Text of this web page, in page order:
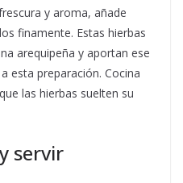
y aroma, añade
finamente. Estas hierbas
arequipeña y aportan ese
esta preparación. Cocina
las hierbas suelten su
servir